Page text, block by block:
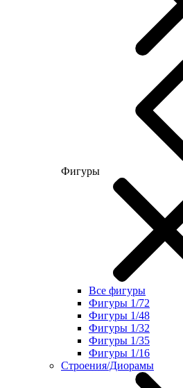
Фигуры
Все фигуры
Фигуры 1/72
Фигуры 1/48
Фигуры 1/32
Фигуры 1/35
Фигуры 1/16
Строения/Диорамы